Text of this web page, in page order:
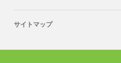
サイトマップ